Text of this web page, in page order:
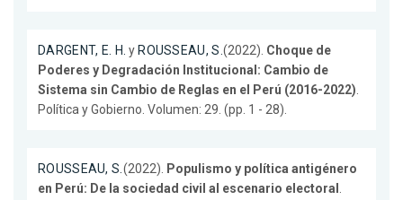
DARGENT, E. H. y ROUSSEAU, S.(2022). Choque de
Poderes y Degradación Institucional: Cambio de
Sistema sin Cambio de Reglas en el Perú (2016-2022).
Política y Gobierno. Volumen: 29. (pp. 1 - 28).
ROUSSEAU, S.(2022). Populismo y política antigénero
en Perú: De la sociedad civil al escenario electoral .